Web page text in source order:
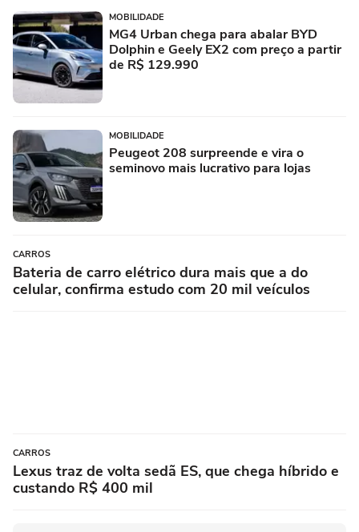
MOBILIDADE
MG4 Urban chega para abalar BYD
Dolphin e Geely EX2 com preço a partir
de R$ 129.990
MOBILIDADE
Peugeot 208 surpreende e vira o
seminovo mais lucrativo para lojas
CARROS
Bateria de carro elétrico dura mais que a do
celular, confirma estudo com 20 mil veículos
CARROS
Lexus traz de volta sedã ES, que chega híbrido e
custando R$ 400 mil